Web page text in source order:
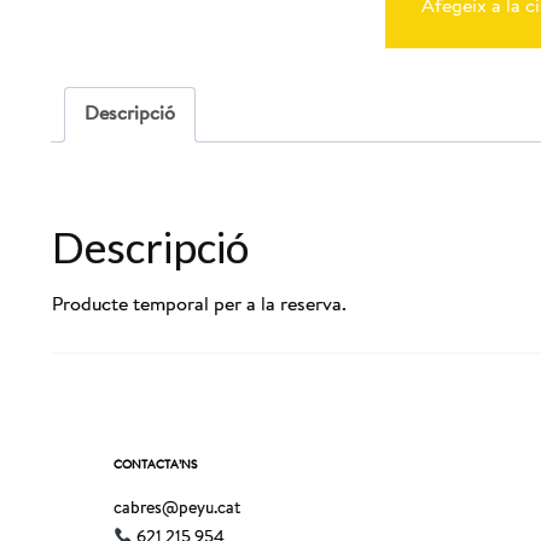
27-
Afegeix a la
Descripció
Descripció
Producte temporal per a la reserva.
CONTACTA’NS
cabres@peyu.cat